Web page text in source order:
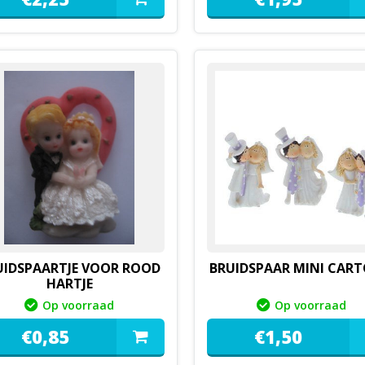
VOOR ROOD
HARTJE
Op voorraad
€0,85
BRUIDSPAAR MINI
Op voorraad
€1,50